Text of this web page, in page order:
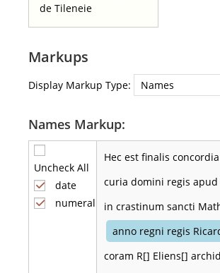
de Tileneie
Markups
Display Markup Type:
Names Markup:
Uncheck All
date
numeral
Hec est finalis
curia domini regis
in crastinum sancti
anno regni regis
coram R[] Eliens[]